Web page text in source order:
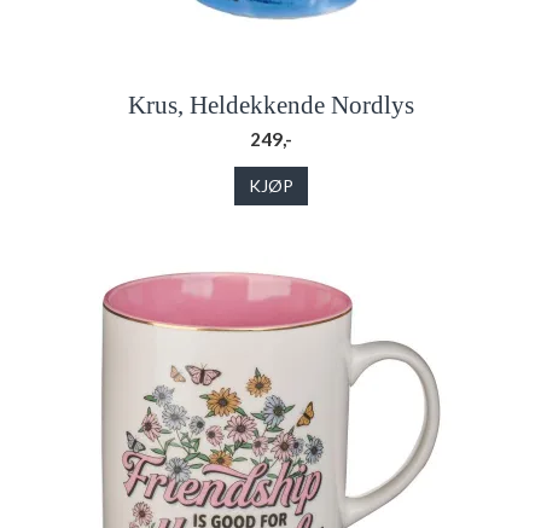
Krus, Heldekkende Nordlys
249,-
KJØP